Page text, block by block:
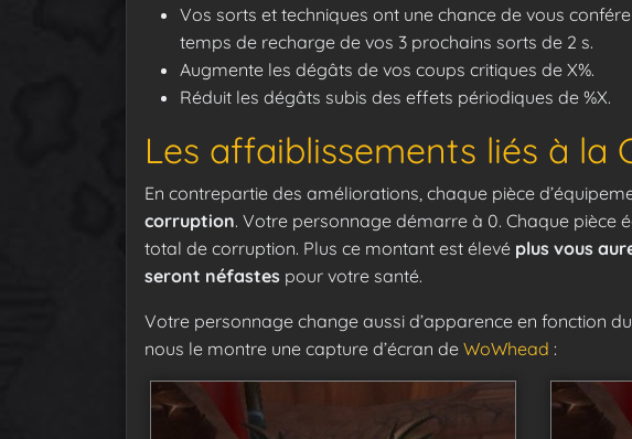
Vos sorts et techniques ont une chance de vous
temps de recharge de vos 3 prochains sorts de 2 s.
Augmente les dégâts de vos coups critiques de X%.
Réduit les dégâts subis des effets périodiques de %X.
Les affaiblissements liés à la
En contrepartie des améliorations, chaque pièce
corruption. Votre personnage démarre à 0. Chaque pièce
total de corruption. Plus ce montant est élevé plus vous
seront néfastes pour votre santé.
Votre personnage change aussi d’apparence en fonction
nous le montre une capture d’écran de WoWhead :